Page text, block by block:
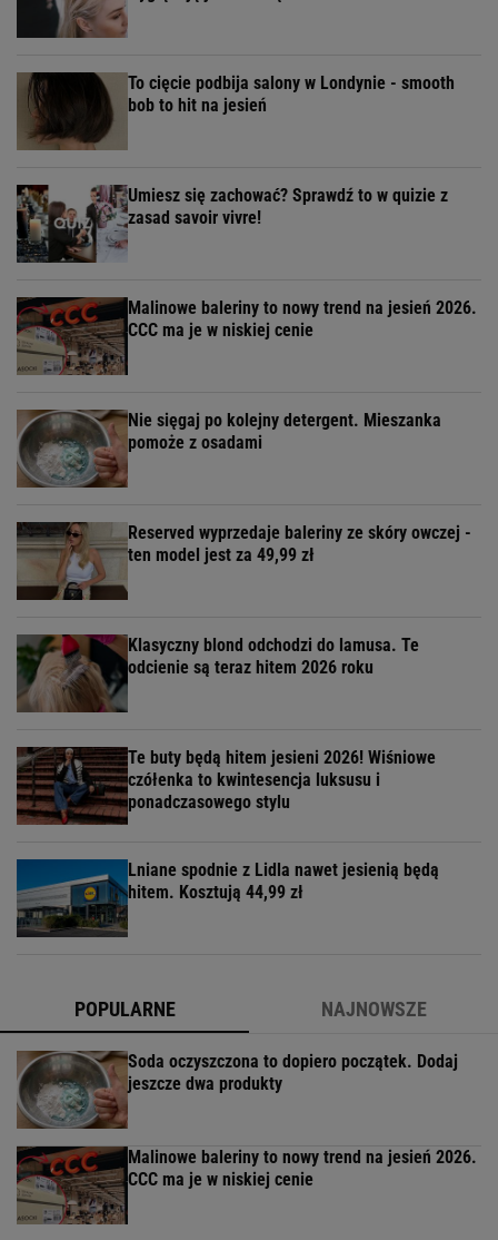
To cięcie podbija salony w Londynie - smooth
bob to hit na jesień
Umiesz się zachować? Sprawdź to w quizie z
zasad savoir vivre!
Malinowe baleriny to nowy trend na jesień 2026.
CCC ma je w niskiej cenie
Nie sięgaj po kolejny detergent. Mieszanka
pomoże z osadami
Reserved wyprzedaje baleriny ze skóry owczej -
ten model jest za 49,99 zł
Klasyczny blond odchodzi do lamusa. Te
odcienie są teraz hitem 2026 roku
Te buty będą hitem jesieni 2026! Wiśniowe
czółenka to kwintesencja luksusu i
ponadczasowego stylu
Lniane spodnie z Lidla nawet jesienią będą
hitem. Kosztują 44,99 zł
POPULARNE NAJNOWSZE
Soda oczyszczona to dopiero początek. Dodaj
jeszcze dwa produkty
Malinowe baleriny to nowy trend na jesień 2026.
CCC ma je w niskiej cenie